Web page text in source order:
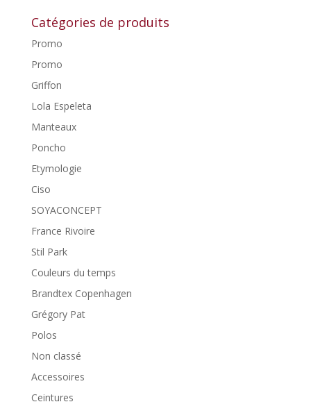
Catégories de produits
Promo
Promo
Griffon
Lola Espeleta
Manteaux
Poncho
Etymologie
Ciso
SOYACONCEPT
France Rivoire
Stil Park
Couleurs du temps
Brandtex Copenhagen
Grégory Pat
Polos
Non classé
Accessoires
Ceintures